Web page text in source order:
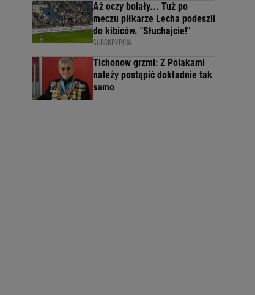
Aż oczy bolały... Tuż po
meczu piłkarze Lecha podeszli
do kibiców. "Słuchajcie!"
SUBSKRYPCJA
Tichonow grzmi: Z Polakami
należy postąpić dokładnie tak
samo